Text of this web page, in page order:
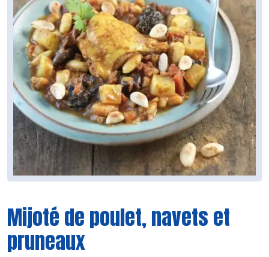
Mijoté de poulet, navets et
pruneaux